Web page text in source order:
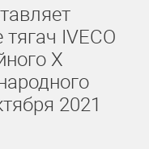
IVECO
Х
2021